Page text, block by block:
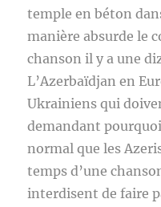
temple en béton
manière absurde le
chanson il y a une
L’Azerbaïdjan en
Ukrainiens qui
demandant
normal que les
temps d’une
interdisent de faire